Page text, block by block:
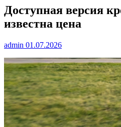
Доступная версия
известна цена
admin 01.07.2026